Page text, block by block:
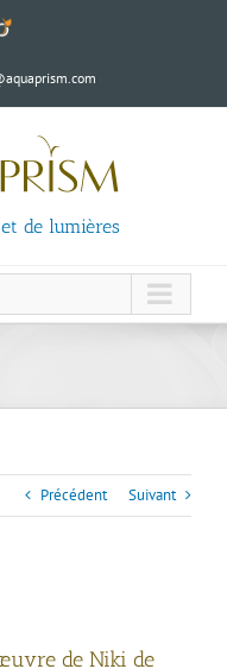
de lumières
Précédent Suivant
de Niki de